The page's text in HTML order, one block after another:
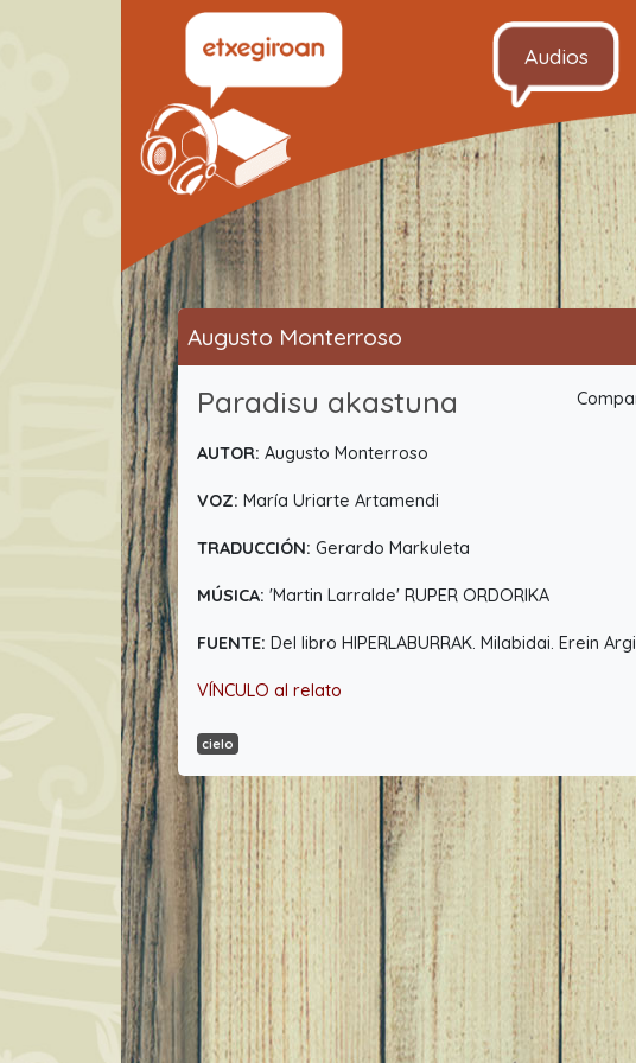
Audios
Augusto Monterroso
Paradisu akastuna
AUTOR: Augusto Monterroso
VOZ: María Uriarte Artamendi
TRADUCCIÓN: Gerardo Markuleta
MÚSICA: 'Martin Larralde' RUPER ORDORIKA
FUENTE: Del libro HIPERLABURRAK. Milabidai. Erein
VÍNCULO al relato
cielo